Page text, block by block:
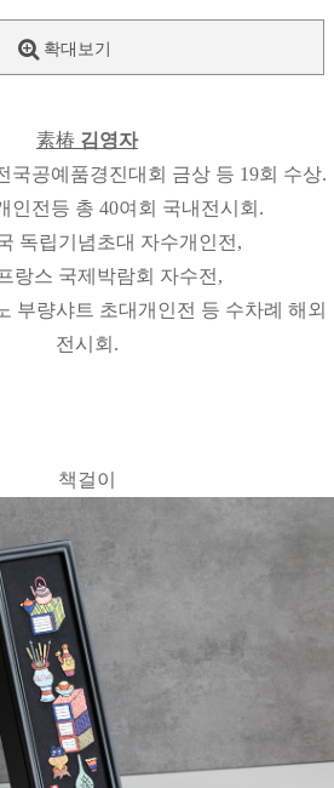
확대보기
素椿 김영자
국공예품경진대회 금상 등 19회 수상.
인전등 총 40여회 국내전시회.
독립기념초대 자수개인전,
랑스 국제박람회 자수전,
부량샤트 초대개인전 등 수차례 해외
전시회.
책걸이